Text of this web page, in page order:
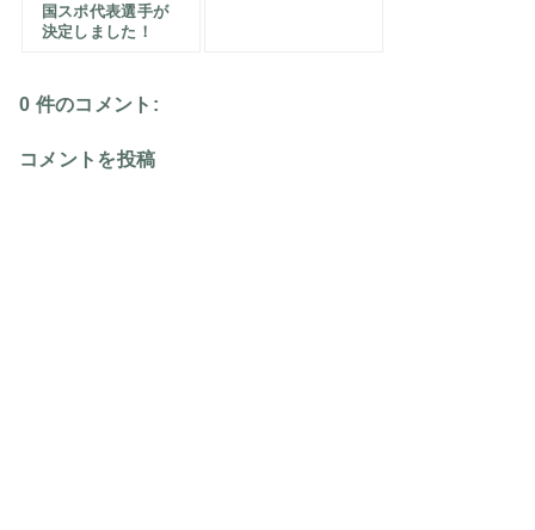
国スポ代表選手が
決定しました！
0 件のコメント:
コメントを投稿